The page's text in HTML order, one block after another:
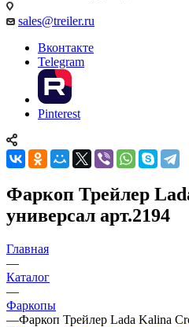
sales@treiler.ru
Вконтакте
Telegram
Pinterest
Фаркоп Трейлер
универсал арт.2194
Главная
—
Каталог
—
Фаркопы
—Фаркоп Трейлер Lada Kalina